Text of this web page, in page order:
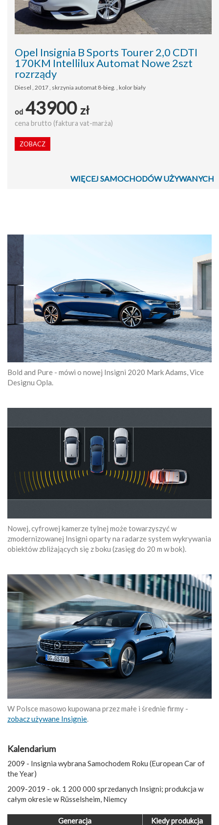
Opel Insignia B Sports Tourer 2,0 CDTI
170KM Intellilux Automat Nowe 2szt
rozrządy
Diesel , 2017 , skrzynia automat 8-bieg. , kolor biały
od 43900 zł
cena brutto (faktura vat-marża)
ZOBACZ
WIĘCEJ SAMOCHODÓW UŻYWANYCH
Bold and Pure - mówi o nowej Insigni 2020 Mark Adams, Vice
Designu Opla.
Nowej, cyfrowej kamerze tylnej może towarzyszyć w
zmodernizowanej Insigni oparty na radarze system wykrywania
obiektów zbliżających się z boku (zasięg do 20 m w bok).
W Polsce masowo kupowana przez małe i średnie firmy -
zobacz używane Insignie.
Kalendarium
2009 - Insignia wybrana Samochodem Roku (European Car of
the Year)
2009-2019 - ok. 1 200 000 sprzedanych Insigni; produkcja w
całym okresie w Rüsselsheim, Niemcy
Generacja Kiedy produkcja